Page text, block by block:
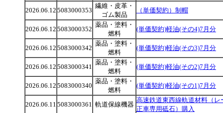
2026.06.12 5083000353
繊維・皮革・
ゴム製品
（単価契約）制帽
2026.06.12 5083000352
薬品・塗料・
燃料
(単価契約)軽油(その4)7月分
2026.06.12 5083000342
薬品・塗料・
燃料
(単価契約)軽油(その3)7月分
2026.06.12 5083000341
薬品・塗料・
燃料
(単価契約)軽油(その2)7月分
2026.06.12 5083000340
薬品・塗料・
燃料
(単価契約)軽油(その1)7月分
2026.06.11 5083000361 軌道保線機器
高速鉄道東西線軌道材料（レ
正車専用砥石）購入